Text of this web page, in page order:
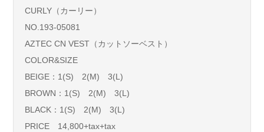
CURLY（カーリー）
NO.193-05081
AZTEC CN VEST（カットソーベスト）
COLOR&SIZE
BEIGE：1(S) 2(M) 3(L)
BROWN：1(S) 2(M) 3(L)
BLACK：1(S) 2(M) 3(L)
PRICE 14,800+tax+tax